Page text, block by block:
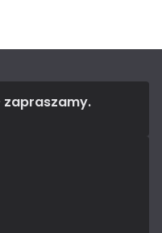
zapraszamy.